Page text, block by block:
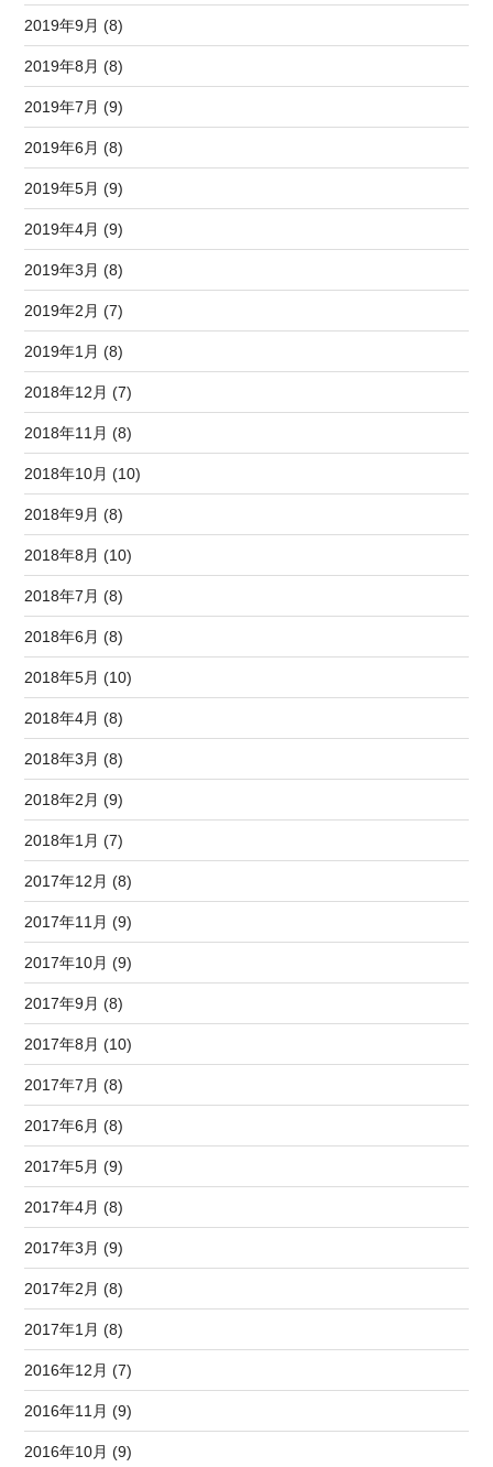
2019年9月 (8)
2019年8月 (8)
2019年7月 (9)
2019年6月 (8)
2019年5月 (9)
2019年4月 (9)
2019年3月 (8)
2019年2月 (7)
2019年1月 (8)
2018年12月 (7)
2018年11月 (8)
2018年10月 (10)
2018年9月 (8)
2018年8月 (10)
2018年7月 (8)
2018年6月 (8)
2018年5月 (10)
2018年4月 (8)
2018年3月 (8)
2018年2月 (9)
2018年1月 (7)
2017年12月 (8)
2017年11月 (9)
2017年10月 (9)
2017年9月 (8)
2017年8月 (10)
2017年7月 (8)
2017年6月 (8)
2017年5月 (9)
2017年4月 (8)
2017年3月 (9)
2017年2月 (8)
2017年1月 (8)
2016年12月 (7)
2016年11月 (9)
2016年10月 (9)